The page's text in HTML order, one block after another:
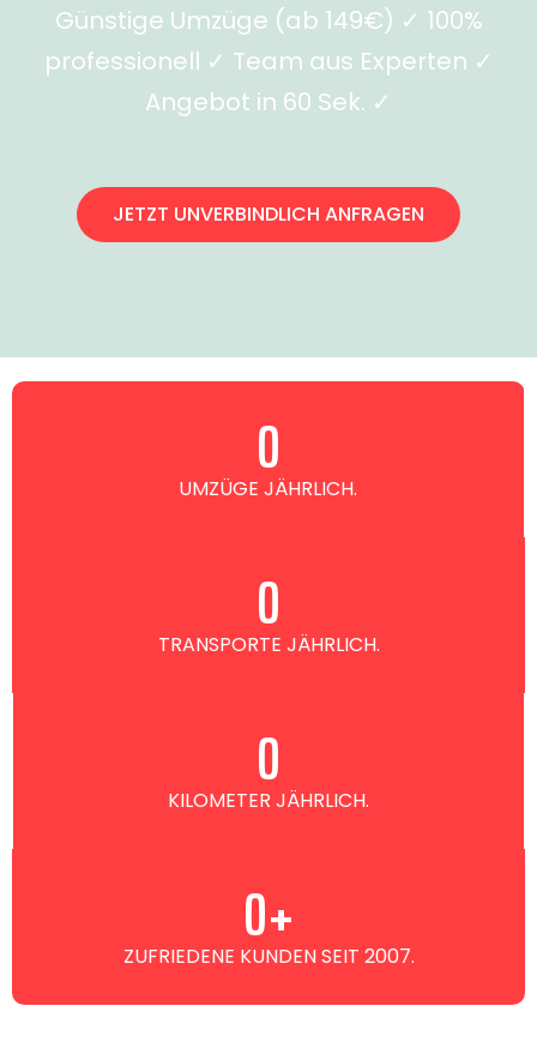
Günstige Umzüge (ab 149€) ✓ 100%
professionell ✓ Team aus Experten ✓
Angebot in 60 Sek. ✓
JETZT UNVERBINDLICH ANFRAGEN
UMZÜGE JÄHRLICH.
0
TRANSPORTE JÄHRLICH.
0
KILOMETER JÄHRLICH.
0
ZUFRIEDENE KUNDEN SEIT 2007.
0+